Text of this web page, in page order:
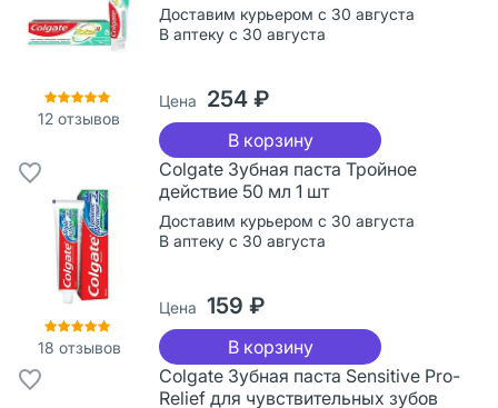
12 отзывов
Доставим курьером с 30 августа
В аптеку с 30 августа
Цена 254 ₽
В корзину
18 отзывов
Colgate Зубная паста Тройное
действие 50 мл 1 шт
Доставим курьером с 30 августа
В аптеку с 30 августа
Цена 159 ₽
В корзину
Colgate Зубная паста Sensitive Pro-
Relief для чувствительных зубов